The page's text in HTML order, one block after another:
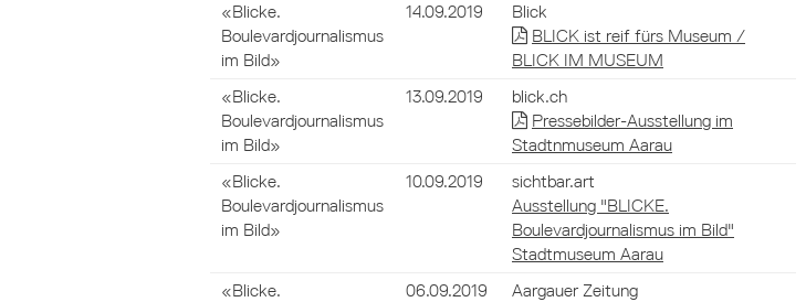
«Blicke.
Boulevardjournalismus
im Bild»
14.09.2019
Blick
BLICK ist reif fürs Museum /
BLICK IM MUSEUM
«Blicke.
Boulevardjournalismus
im Bild»
13.09.2019
blick.ch
Pressebilder-Ausstellung im
Stadtnmuseum Aarau
«Blicke.
Boulevardjournalismus
im Bild»
10.09.2019
sichtbar.art
Ausstellung "BLICKE.
Boulevardjournalismus im Bild"
Stadtmuseum Aarau
«Blicke.
06.09.2019
Aargauer Zeitung